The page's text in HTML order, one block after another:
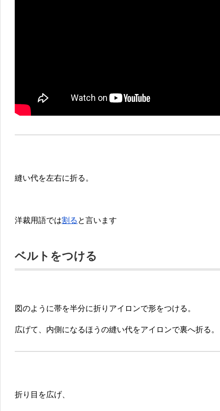
縫い代を左右に折る。
洋裁用語では割る と言います
ベルトをつける
図のように帯を半分に折りアイロンで形をつける。
広げて、内側になるほうの縫い代をアイロンで裏へ折る。
折り目を広げ、